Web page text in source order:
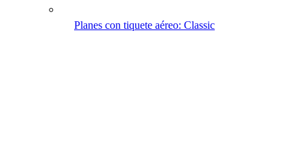
Planes con tiquete aéreo: Classic